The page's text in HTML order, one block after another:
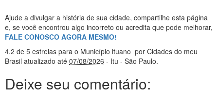
Ajude a divulgar a história de sua cidade, compartilhe esta página
e, se você encontrou algo incorreto ou acredita que pode melhorar,
FALE CONOSCO AGORA MESMO!
4.2 de 5 estrelas para o Município ituano por Cidades do meu
Brasil atualizado até 07/08/2026 - Itu - São Paulo.
Deixe seu comentário: